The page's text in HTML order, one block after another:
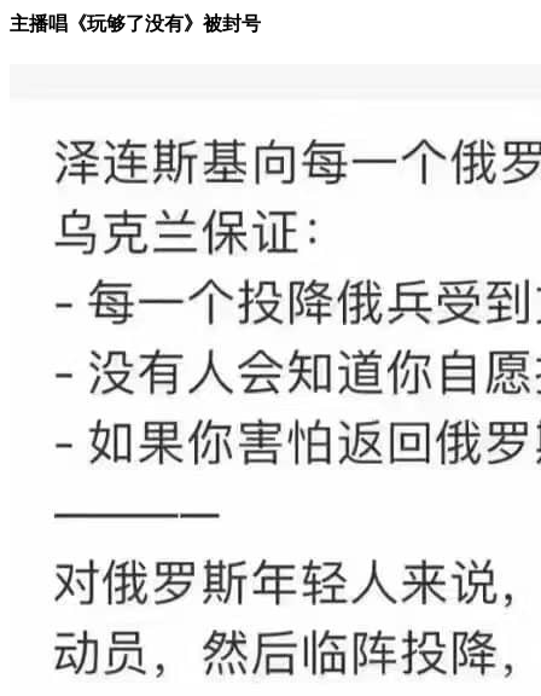
主播唱《玩够了没有》被封号